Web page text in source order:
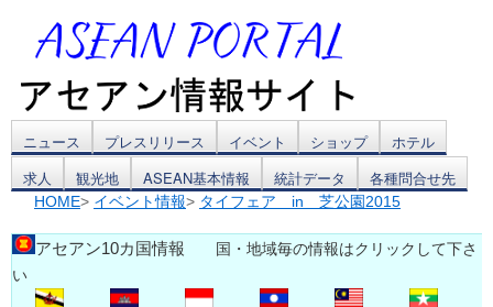
コ
ン
ニュース プレスリリース イベント ショップ
ホテル
求人
観光地 ASEAN基本情報 統計データ 各種問合せ先
HOME> イベント情報> タイフェア in 芝公園2015
アセアン10カ国情報 国・地域毎の情報はクリックして下さ
い